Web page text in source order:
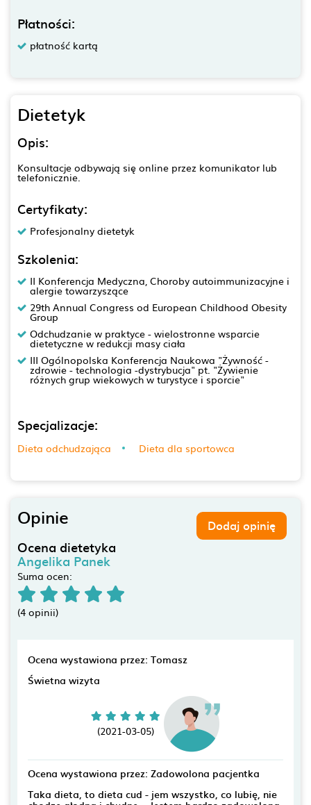
Płatności:
płatność kartą
Dietetyk
Opis:
Konsultacje odbywają się online przez komunikator lub
telefonicznie.
Certyfikaty:
Profesjonalny dietetyk
Szkolenia:
II Konferencja Medyczna, Choroby autoimmunizacyjne i
alergie towarzyszące
29th Annual Congress od European Childhood Obesity
Group
Odchudzanie w praktyce - wielostronne wsparcie
dietetyczne w redukcji masy ciała
III Ogólnopolska Konferencja Naukowa "Żywność -
zdrowie - technologia -dystrybucja" pt. "Żywienie
różnych grup wiekowych w turystyce i sporcie"
Specjalizacje:
Dieta odchudzająca Dieta dla sportowca
Opinie Dodaj opinię
Ocena dietetyka
Angelika Panek
Suma ocen:
(4 opinii)
Ocena wystawiona przez: Tomasz
Świetna wizyta
(2021-03-05)
Ocena wystawiona przez: Zadowolona pacjentka
Taka dieta, to dieta cud - jem wszystko, co lubię, nie